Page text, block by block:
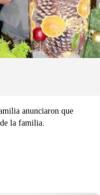
anunciaron que
la familia.